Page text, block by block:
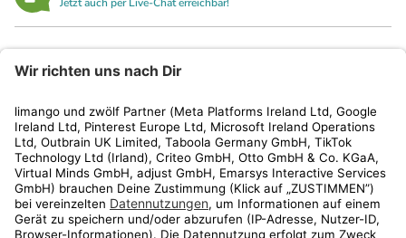
Jetzt auch per Live-Chat erreichbar!
Kundenservice
Shop
Aktionen